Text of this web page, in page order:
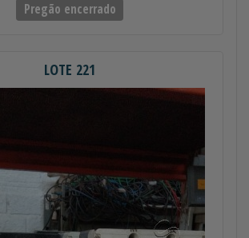
Pregão encerrado
LOTE 221